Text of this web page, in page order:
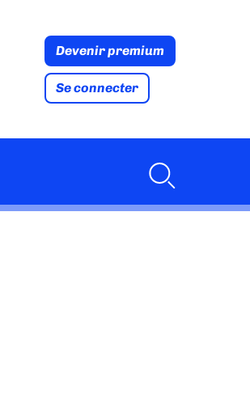
Devenir premium
Se connecter